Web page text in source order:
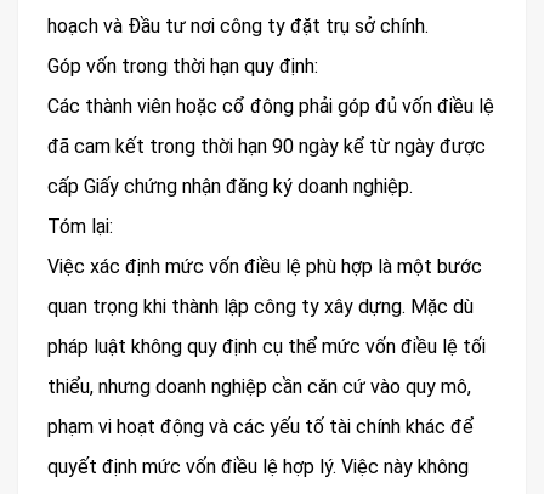
hoạch và Đầu tư nơi công ty đặt trụ sở chính.
Góp vốn trong thời hạn quy định:
Các thành viên hoặc cổ đông phải góp đủ vốn điều lệ
đã cam kết trong thời hạn 90 ngày kể từ ngày được
cấp Giấy chứng nhận đăng ký doanh nghiệp.
Tóm lại:
Việc xác định mức vốn điều lệ phù hợp là một bước
quan trọng khi thành lập công ty xây dựng. Mặc dù
pháp luật không quy định cụ thể mức vốn điều lệ tối
thiểu, nhưng doanh nghiệp cần căn cứ vào quy mô,
phạm vi hoạt động và các yếu tố tài chính khác để
quyết định mức vốn điều lệ hợp lý. Việc này không